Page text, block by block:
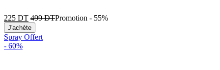
225 DT 499DTPromotion - 55%
J'achète
Spray Offert
- 60%